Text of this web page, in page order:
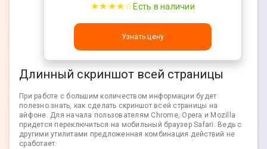
★★★★☆Есть в наличии
Узнать цену
Длинный скриншот всей страницы
При работе с большим количеством информации будет
полезно знать, как сделать скриншот всей страницы на
айфоне. Для начала пользователям Chrome, Opera и Mozilla
придется переключиться на мобильный браузер Safari. Ведь с
другими утилитами предложенная комбинация действий не
сработает.